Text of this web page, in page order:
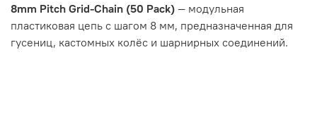
8mm Pitch Grid-Chain (50 Pack) — модульная
пластиковая цепь с шагом 8 мм, предназначенная для
гусениц, кастомных колёс и шарнирных соединений.